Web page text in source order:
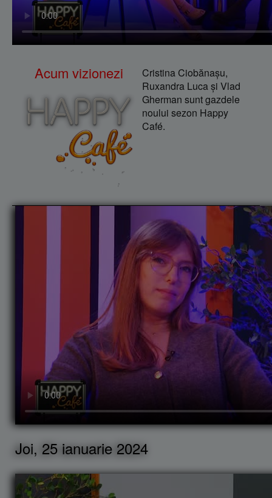
Acum vizionezi
Cristina Ciobănaşu,
Ruxandra Luca şi Vlad
Gherman sunt gazdele
noului sezon Happy
Café.
Joi, 25 ianuarie 2024